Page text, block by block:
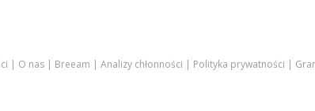
O nas Breeam Analizy chłonności Polityka prywatności